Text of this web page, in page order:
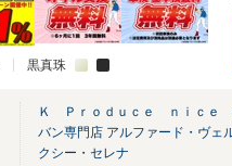
黒真珠
Ｋ Ｐｒｏｄｕｃｅ ｎｉｃｅ
バン専門店 アルファード・ヴェ
クシー・セレナ